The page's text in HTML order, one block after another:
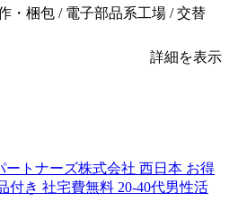
・梱包 / 電子部品系工場 / 交替
詳細を表示